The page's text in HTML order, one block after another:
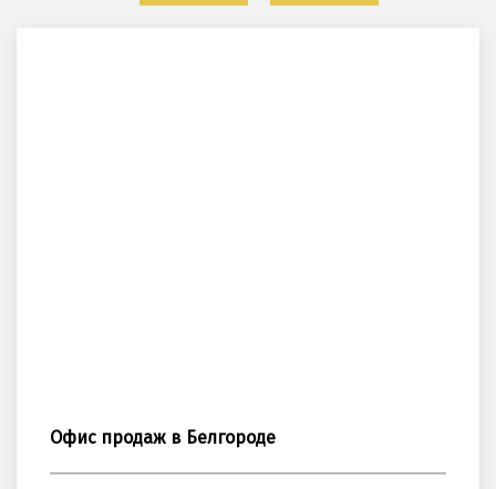
Офис продаж в Белгороде